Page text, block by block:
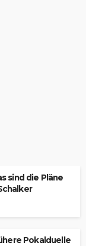
sind die Pläne
Pokalduelle